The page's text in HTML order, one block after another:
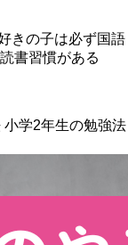
きの子は必ず国語
書習慣がある
小学2年生の勉強法